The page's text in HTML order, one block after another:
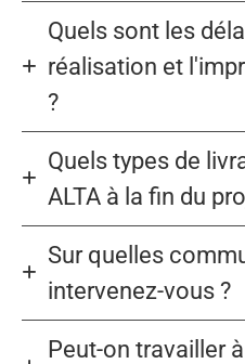
Quels sont les
réalisation et
?
Quels types de
ALTA à la fin du
Sur quelles
intervenez-vous ?
Peut-on travailler